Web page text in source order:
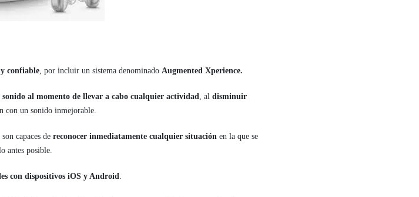
confiable, por incluir un sistema denominado Augmented Xperience.
sonido al momento de llevar a cabo cualquier actividad, al disminuir
con un sonido inmejorable.
son capaces de reconocer inmediatamente cualquier situación en la que se
antes posible.
con dispositivos iOS y Android.